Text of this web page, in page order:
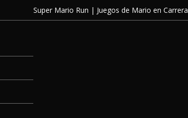
Super Mario Run | Juegos de Mario en Carrera